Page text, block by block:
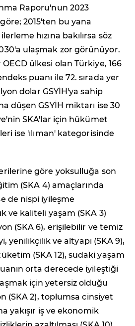
Raporu'nun 2023
2015'ten bu yana
hızına bakılırsa söz
ulaşmak zor görünüyor.
ülkesi olan Türkiye, 166
puanı ile 72. sırada yer
dolar GSYİH'ya sahip
düşen GSYİH miktarı ise 30
SKA'lar için hükümet
ise 'ılıman' kategorisinde
göre yoksulluğa son
(SKA 4) amaçlarında
de nispi iyileşme
ve kaliteli yaşam (SKA 3)
(SKA 6), erişilebilir ve temiz
yenilikçilik ve altyapı (SKA 9),
(SKA 12), sudaki yaşam
orta derecede iyileştiği
için yetersiz olduğu
(SKA 2), toplumsa cinsiyet
yakışır iş ve ekonomik